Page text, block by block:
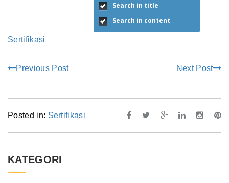
Sertifikasi
Previous Post Next Post
Posted in: Sertifikasi
KATEGORI
Search in title
Search in content